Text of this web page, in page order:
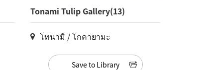
Tonami Tulip Gallery(13)
โทนามิ / โกคายามะ
Save to Library